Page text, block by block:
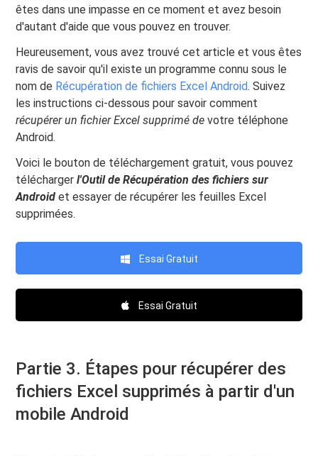
êtes dans une impasse en ce moment et avez besoin
d'autant d'aide que vous pouvez en trouver.
Heureusement, vous avez trouvé cet article et vous êtes
ravis de savoir qu'il existe un programme connu sous le
nom de Récupération de fichiers Excel Android. Suivez
les instructions ci-dessous pour savoir comment
récupérer un fichierExcelsupprimé de votre téléphone
Android.
Voici le bouton de téléchargement gratuit, vous pouvez
téléchargerl'Outil de Récupération des fichiers sur
Android et essayer de récupérer les feuilles Excel
supprimées.
Essai Gratuit
Essai Gratuit
Partie 3. Étapes pour récupérer des
fichiers Excel supprimés à partir d'un
mobile Android